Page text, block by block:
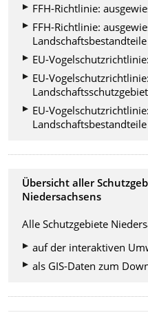
FFH-Richtlinie:
FFH-Richtlinie:
Landschaftsbestandteile
EU-
EU-
EU-
Landschaftsbestandteile
Übersicht aller
Niedersachsens
Alle Schutzgebiete
auf der interaktiven
als GIS-Daten zum